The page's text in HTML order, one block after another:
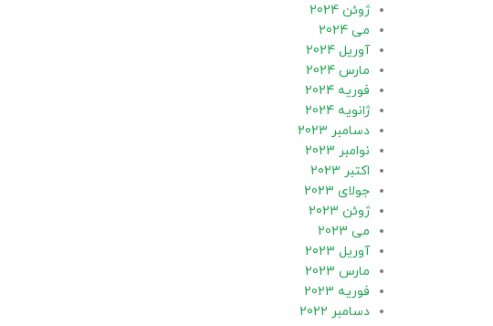
ژوئن 2024
می 2024
آوریل 2024
مارس 2024
فوریه 2024
ژانویه 2024
دسامبر 2023
نوامبر 2023
اکتبر 2023
جولای 2023
ژوئن 2023
می 2023
آوریل 2023
مارس 2023
فوریه 2023
دسامبر 2022